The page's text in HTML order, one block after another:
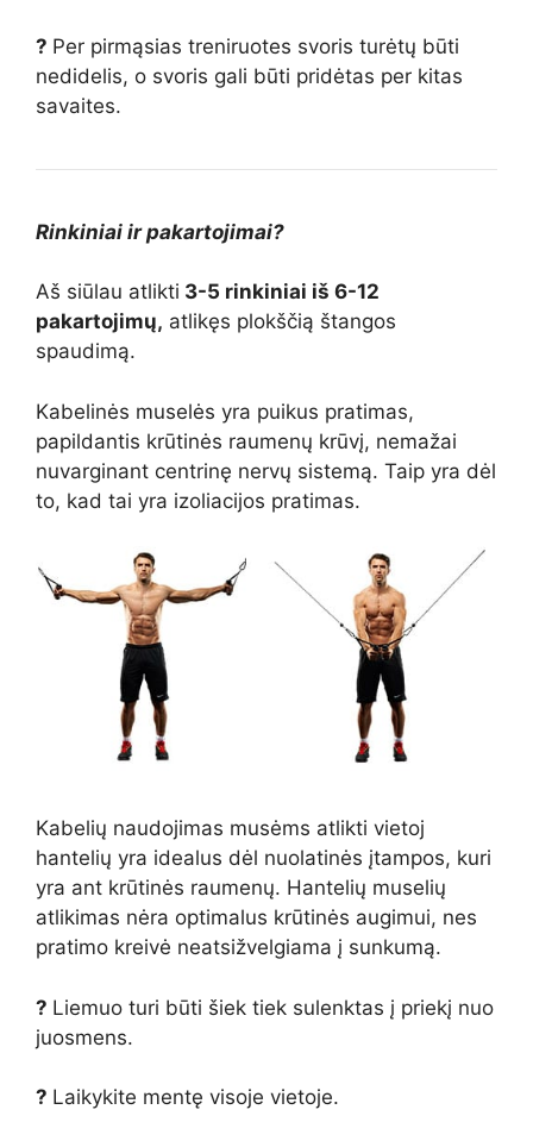
? Per pirmąsias treniruotes svoris turėtų būti
nedidelis, o svoris gali būti pridėtas per kitas
savaites.
Rinkiniai ir pakartojimai?
Aš siūlau atlikti 3-5 rinkiniai iš 6-12
pakartojimų, atlikęs plokščią štangos
spaudimą.
Kabelinės muselės yra puikus pratimas,
papildantis krūtinės raumenų krūvį, nemažai
nuvarginant centrinę nervų sistemą. Taip yra dėl
to, kad tai yra izoliacijos pratimas.
Kabelių naudojimas musėms atlikti vietoj
hantelių yra idealus dėl nuolatinės įtampos, kuri
yra ant krūtinės raumenų. Hantelių muselių
atlikimas nėra optimalus krūtinės augimui, nes
pratimo kreivė neatsižvelgiama į sunkumą.
? Liemuo turi būti šiek tiek sulenktas į priekį nuo
juosmens.
? Laikykite mentę visoje vietoje.